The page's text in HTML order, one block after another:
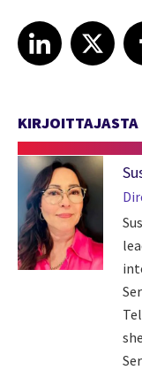
Share article on LinkedIn
LinkedIn
Share article on X
KIRJOITTAJASTA